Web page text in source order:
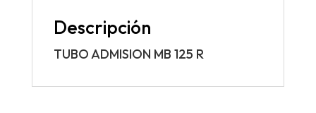
Descripción
TUBO ADMISION MB 125 R